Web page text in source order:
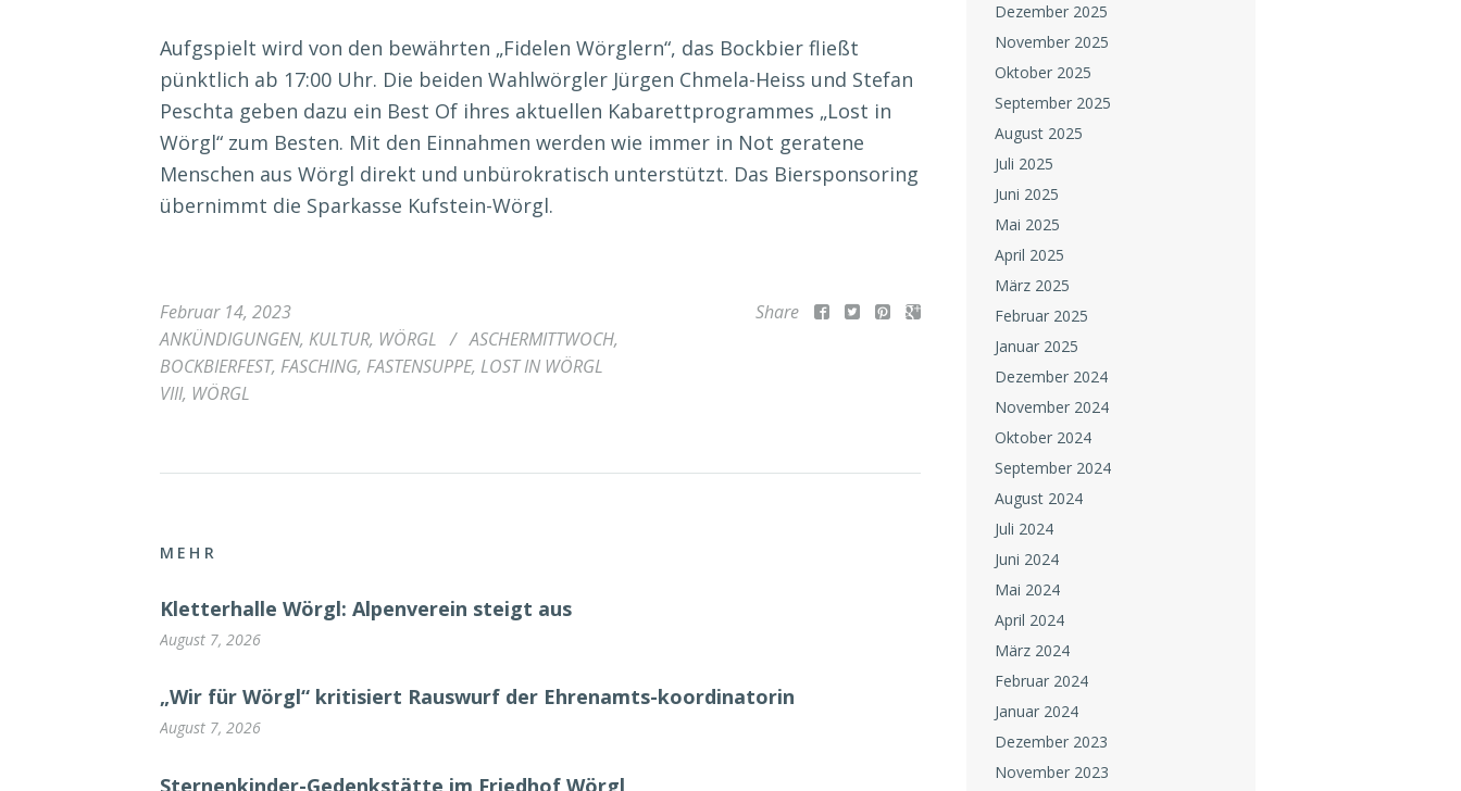
Aufgspielt wird von den bewährten „Fidelen Wörglern“, das Bockbier fließt
pünktlich ab 17:00 Uhr. Die beiden Wahlwörgler Jürgen Chmela-Heiss und Stefan
Peschta geben dazu ein Best Of ihres aktuellen Kabarettprogrammes „Lost in
Wörgl“ zum Besten. Mit den Einnahmen werden wie immer in Not geratene
Menschen aus Wörgl direkt und unbürokratisch unterstützt. Das Biersponsoring
übernimmt die Sparkasse Kufstein-Wörgl.
Februar 14, 2023
ANKÜNDIGUNGEN, KULTUR, WÖRGL /ASCHERMITTWOCH,
BOCKBIERFEST, FASCHING, FASTENSUPPE, LOST IN WÖRGL
VIII, WÖRGL
Share
MEHR
Kletterhalle Wörgl: Alpenverein steigt aus
August 7, 2026
„Wir für Wörgl“ kritisiert Rauswurf der Ehrenamts-koordinatorin
August 7, 2026
Sternenkinder-Gedenkstätte im Friedhof Wörgl
Dezember 2025
November 2025
Oktober 2025
September 2025
August 2025
Juli 2025
Juni 2025
Mai 2025
April 2025
März 2025
Februar 2025
Januar 2025
Dezember 2024
November 2024
Oktober 2024
September 2024
August 2024
Juli 2024
Juni 2024
Mai 2024
April 2024
März 2024
Februar 2024
Januar 2024
Dezember 2023
November 2023